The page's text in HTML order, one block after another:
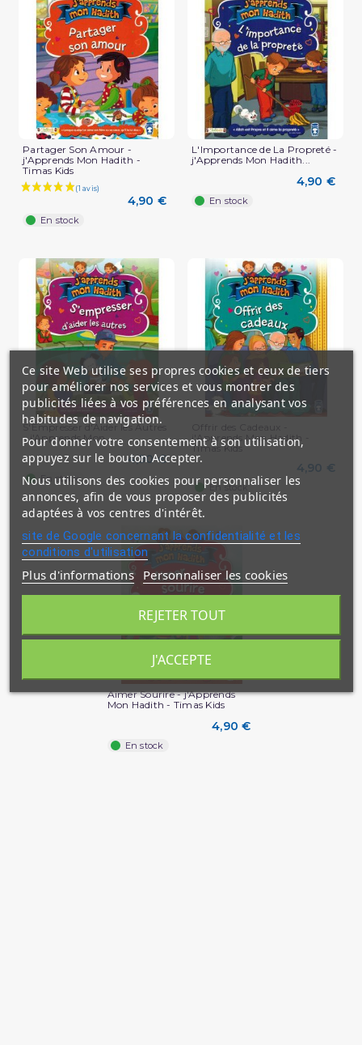
(1 avis)
Partager Son Amour -
j'Apprends Mon Hadith -
Timas Kids
4,90 €
En stock
L'Importance de La Propreté -
j'Apprends Mon Hadith...
4,90 €
En stock
S'Empresser d'Aider les Autres
- j'Apprends Mon...
4,90 €
En stock
j'Apprends Mon Hadith -
Timas Kids
4,90 €
En stock
Aimer Sourire - j'Apprends
Mon Hadith - Timas Kids
4,90 €
En stock
Ce site Web utilise ses propres cookies et ceux de tiers
pour améliorer nos services et vous montrer des
publicités liées à vos préférences en analysant vos
habitudes de navigation.
Pour donner votre consentement à son utilisation,
appuyez sur le bouton Accepter.
Nous utilisons des cookies pour personnaliser les
annonces, afin de vous proposer des publicités
adaptées à vos centres d'intérêt.
site de Google concernant la confidentialité et les
conditions d'utilisation
Plus d'informations Personnaliser les cookies
REJETER TOUT
J'ACCEPTE